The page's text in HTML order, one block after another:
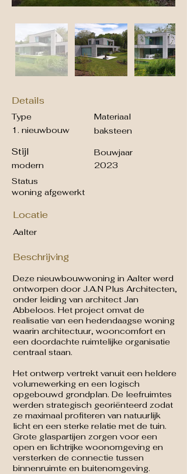
Details
Type
1. nieuwbouw
Stijl
modern
Materiaal
baksteen
Bouwjaar
2023
Status
woning afgewerkt
Locatie
Aalter
Beschrijving
Deze nieuwbouwwoning in Aalter werd
ontworpen door J.A.N Plus Architecten,
onder leiding van architect Jan
Abbeloos. Het project omvat de
realisatie van een hedendaagse woning
waarin architectuur, wooncomfort en
een doordachte ruimtelijke organisatie
centraal staan.
Het ontwerp vertrekt vanuit een heldere
volumewerking en een logisch
opgebouwd grondplan. De leefruimtes
werden strategisch georiënteerd zodat
ze maximaal profiteren van natuurlijk
licht en een sterke relatie met de tuin.
Grote glaspartijen zorgen voor een
open en lichtrijke woonomgeving en
versterken de connectie tussen
binnenruimte en buitenomgeving.